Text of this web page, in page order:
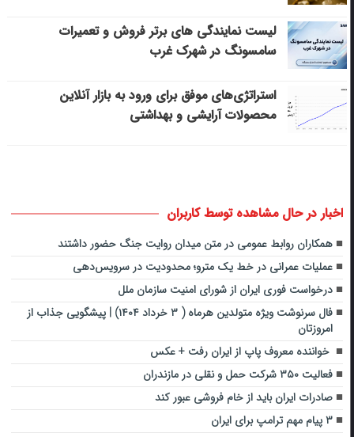
لیست نمایندگی های برتر فروش و تعمیرات
سامسونگ در شهرک غرب
استراتژی‌های موفق برای ورود به بازار آنلاین
محصولات آرایشی و بهداشتی
اخبار در حال مشاهده توسط کاربران
همکاران روابط‌ عمومی در متن میدان روایت جنگ حضور داشتند
عملیات عمرانی در خط یک مترو؛ محدودیت در سرویس‌دهی
درخواست فوری ایران از شورای امنیت سازمان ملل
فال سرنوشت ویژه متولدین هرماه ( ۳ خرداد ۱۴۰۴) | پیشگویی جذاب از
امروزتان
خواننده معروف پاپ از ایران رفت + عکس
فعالیت ۳۵۰ شرکت حمل و نقلی در مازندران
صادرات ایران باید از خام فروشی عبور کند
۳ پیام مهم ترامپ برای ایران